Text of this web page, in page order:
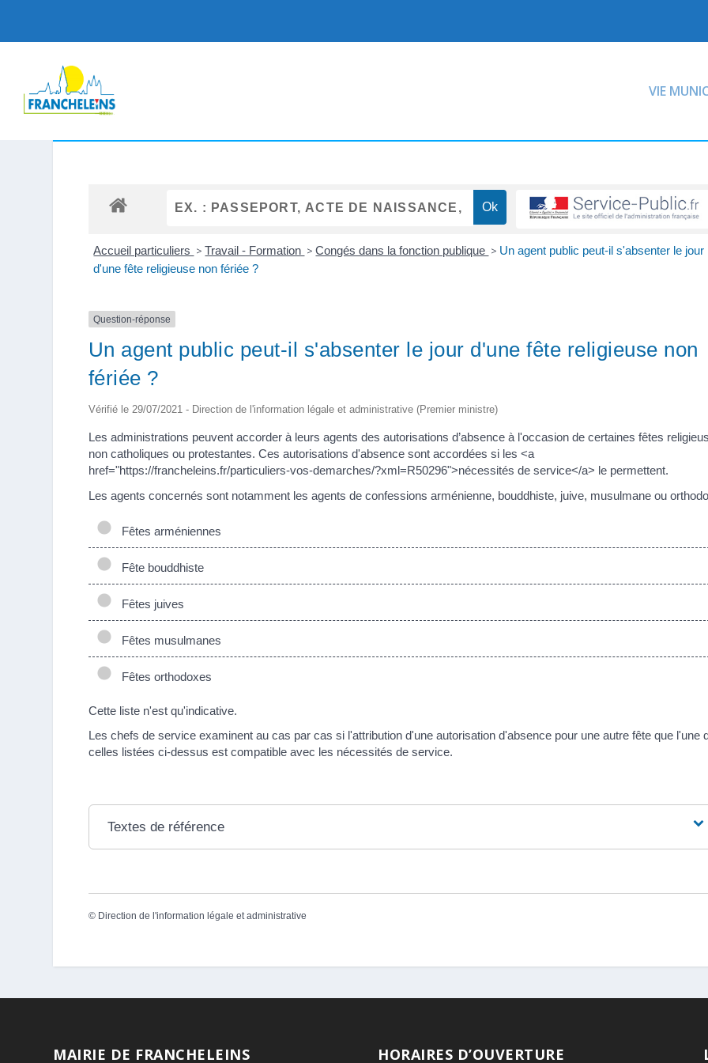
VIE
Accueil particuliers > Travail - Formation > Congés dans la fonction publique > Un agent public peut-il s'absenter le jour
d'une fête religieuse non fériée ?
Question-réponse
Un agent public peut-il s'absenter le jour d'une fête religieuse non
fériée ?
Vérifié le 29/07/2021 - Direction de l'information légale et administrative (Premier ministre)
Les administrations peuvent accorder à leurs agents des autorisations d’absence à l'occasion de certaines fêtes
non catholiques ou protestantes. Ces autorisations d'absence sont accordées si les <a
href="https://francheleins.fr/particuliers-vos-demarches/?xml=R50296">nécessités de service</a> le permettent.
Les agents concernés sont notamment les agents de confessions arménienne, bouddhiste, juive, musulmane ou
Fêtes arméniennes
Fête bouddhiste
Fêtes juives
Fêtes musulmanes
Fêtes orthodoxes
Cette liste n'est qu'indicative.
Les chefs de service examinent au cas par cas si l'attribution d'une autorisation d'absence pour une autre fête que l'une
celles listées ci-dessus est compatible avec les nécessités de service.
Textes de référence
© Direction de l'information légale et administrative
MAIRIE DE FRANCHELEINS HORAIRES D’OUVERTURE